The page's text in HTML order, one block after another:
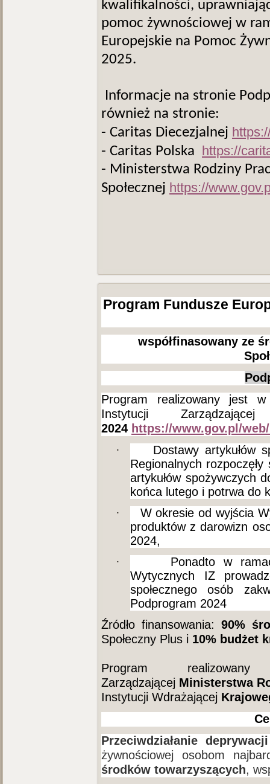
kwalifikalności,
pomoc żywnościowej w
Europejskie na Pomoc
2025.
Informacje na stronie
również na stronie:
- Caritas Diecezjalnej
- Caritas Polska https://
- Ministerstwa Rodziny
Społecznej https://
Program Fundusze
współfinasowany ze
Program realizowany jest
Instytucji
2024 https://www.gov.pl/
·
Dostawy artykułów
Regionalnych
artykułów spożywczych
końca lutego i potrwa do
·
W okresie od wyjścia
produktów z darowizn
2024,
·
Ponadto w
Wytycznych IZ
społecznego osób
Podprogram 2024
Źródło finansowania: 90%
Społeczny Plus i 10% budżet
Program
Zarządzającej Ministerstwa
Instytucji Wdrażającej
Przeciwdziałanie
żywnościowej osobom
środków towarzyszących,